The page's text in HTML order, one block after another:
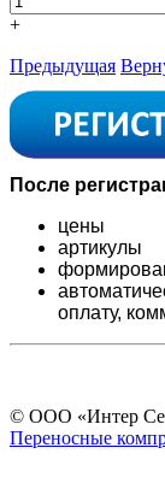
+
Предыдущая
После
цены
артикулы
оплату,
© ООО «Интер
Переносные